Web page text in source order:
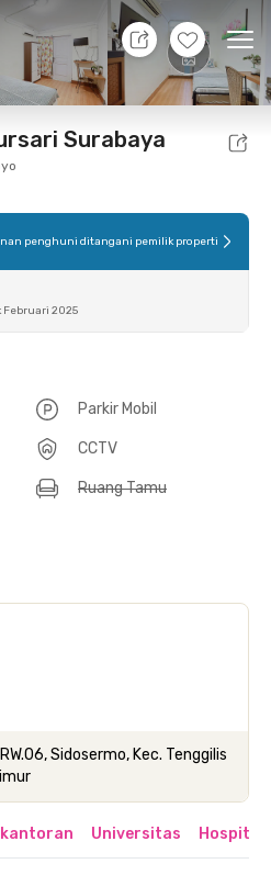
+7
tahu
Lokasi Kamar
Surabaya
penghuni ditangani pemilik properti
Februari 2025
Parkir Mobil
CCTV
Ruang Tamu
Sidosermo, Kec. Tenggilis
Universitas Hospital